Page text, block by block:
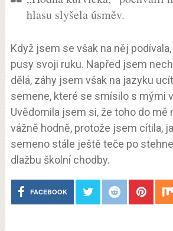
hlasu slyšela úsměv.
Když jsem se však na něj
pusy svoji ruku. Napřed jsem
dělá, záhy jsem však na jazyku
semene, které se smísilo s mými
Uvědomila jsem si, že toho do mě
vážně hodně, protože jsem cítila,
semeno stále ještě teče po
dlažbu školní chodby.
FACEBOOK